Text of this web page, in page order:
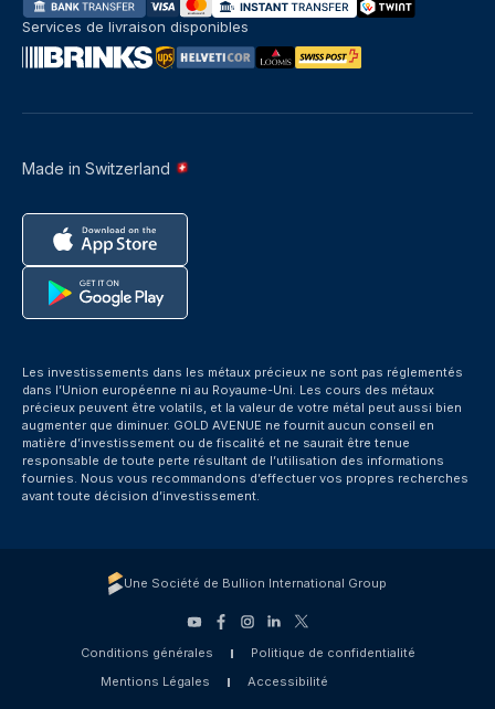
Made in Switzerland
Services de livraison disponibles
Les investissements dans les métaux précieux ne sont pas réglementés
dans l’Union européenne ni au Royaume-Uni. Les cours des métaux
précieux peuvent être volatils, et la valeur de votre métal peut aussi bien
augmenter que diminuer. GOLD AVENUE ne fournit aucun conseil en
matière d’investissement ou de fiscalité et ne saurait être tenue
responsable de toute perte résultant de l’utilisation des informations
fournies. Nous vous recommandons d’effectuer vos propres recherches
avant toute décision d’investissement.
Une Société de Bullion International Group
Conditions générales
Politique de confidentialité
Mentions Légales
Accessibilité